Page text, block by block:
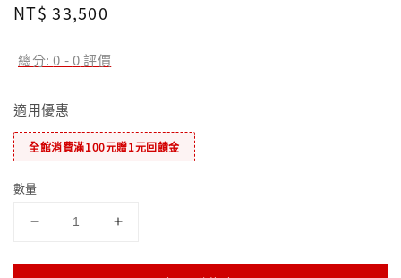
Regular
NT$ 33,500
總分:0 -0評價
適用優惠
全館消費滿100元贈1元回饋金
數量